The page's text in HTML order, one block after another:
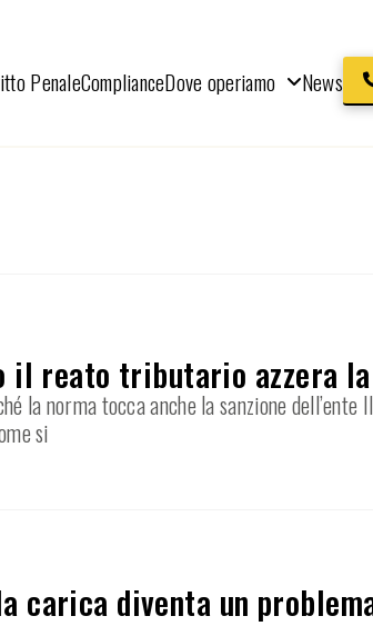
PenaleComplianceDove operiamo News
il reato tributario azzera la
la norma tocca anche la sanzione dell’ente Il
si
carica diventa un